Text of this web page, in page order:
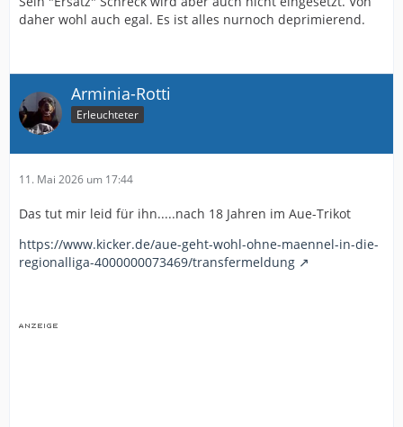
daher wohl auch egal. Es ist alles nurnoch deprimierend.
Arminia-Rotti
Erleuchteter
11. Mai 2026 um 17:44
Das tut mir leid für ihn.....nach 18 Jahren im Aue-Trikot
https://www.kicker.de/aue-geht-wohl-ohne-maennel-in-die-
regionalliga-4000000073469/transfermeldung